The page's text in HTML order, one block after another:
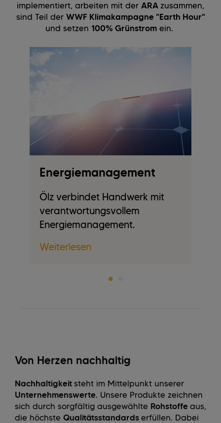
implementiert, arbeiten mit der ARA zusammen,
sind Teil der WWF Klimakampagne "Earth Hour"
und setzen 100% Grünstrom ein.
Energiemanagement
Ölz verbindet Handwerk mit
verantwortungsvollem
Energiemanagement.
Weiterlesen
Von Herzen nachhaltig
Nachhaltigkeit steht im Mittelpunkt unserer
Unternehmenswerte. Unsere Produkte zeichnen
sich durch sorgfältig ausgewählte Rohstoffe aus,
die höchste Qualitätsstandards erfüllen. Dabei